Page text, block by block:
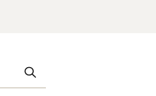
WyczyśćSzukaj